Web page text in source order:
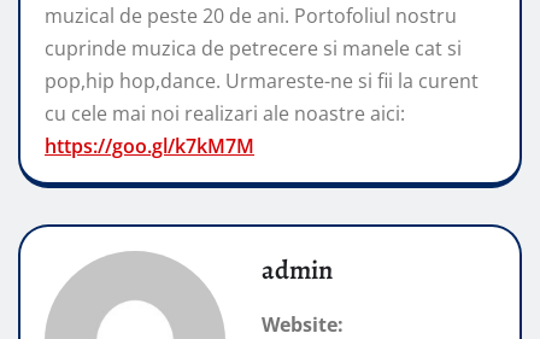
muzical de peste 20 de ani. Portofoliul nostru
cuprinde muzica de petrecere si manele cat si
pop,hip hop,dance. Urmareste-ne si fii la curent
cu cele mai noi realizari ale noastre aici:
https://goo.gl/k7kM7M
admin
Website: